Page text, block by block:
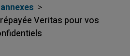
Veritas pour vos